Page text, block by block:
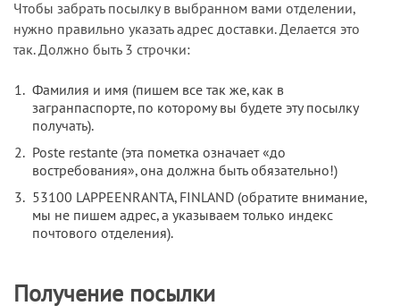
Чтобы забрать посылку в выбранном вами отделении,
нужно правильно указать адрес доставки. Делается это
так. Должно быть 3 строчки:
Фамилия и имя (пишем все так же, как в
загранпаспорте, по которому вы будете эту посылку
получать).
Poste restante (эта пометка означает «до
востребования», она должна быть обязательно!)
53100 LAPPEENRANTA, FINLAND (обратите внимание,
мы не пишем адрес, а указываем только индекс
почтового отделения).
Получение посылки